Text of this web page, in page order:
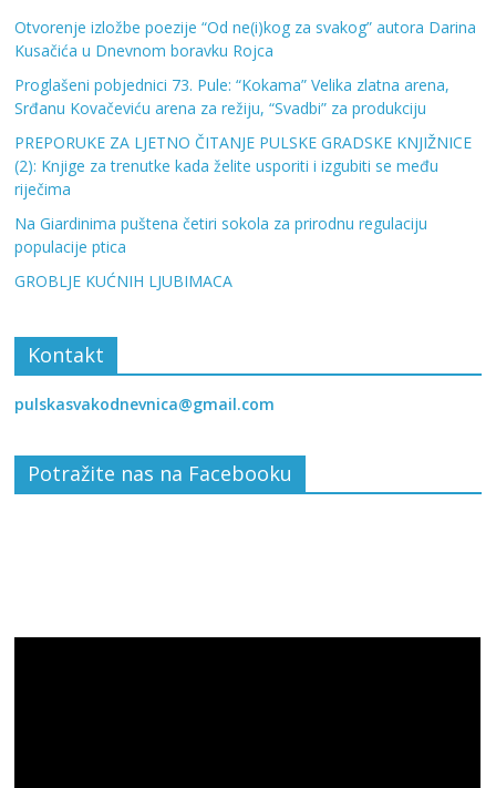
Otvorenje izložbe poezije “Od ne(i)kog za svakog” autora Darina
Kusačića u Dnevnom boravku Rojca
Proglašeni pobjednici 73. Pule: “Kokama” Velika zlatna arena,
Srđanu Kovačeviću arena za režiju, “Svadbi” za produkciju
PREPORUKE ZA LJETNO ČITANJE PULSKE GRADSKE KNJIŽNICE
(2): Knjige za trenutke kada želite usporiti i izgubiti se među
riječima
Na Giardinima puštena četiri sokola za prirodnu regulaciju
populacije ptica
GROBLJE KUĆNIH LJUBIMACA
Kontakt
pulskasvakodnevnica@gmail.com
Potražite nas na Facebooku